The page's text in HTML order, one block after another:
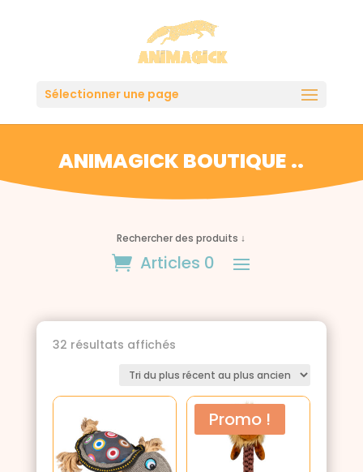
Sélectionner une page
ANIMAGICK BOUTIQUE ..
Rechercher des produits ↓
Articles 0
32 résultats affichésTrié
plus
au
ancien
Promo !